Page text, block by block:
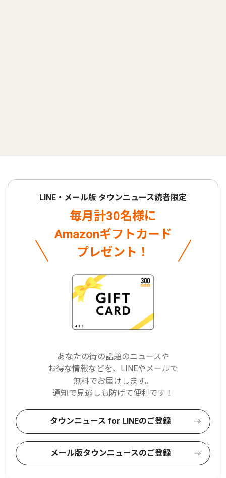
LINE・メール版 タウンニュース読者限定
毎月計30名様に
Amazonギフトカード
プレゼント！
あなたの街の話題のニュースや
お得な情報などを、LINEやメールで
無料でお届けします。
通知で見逃しも防げて便利です！
タウンニュース for LINEのご登録
メール版タウンニュースのご登録